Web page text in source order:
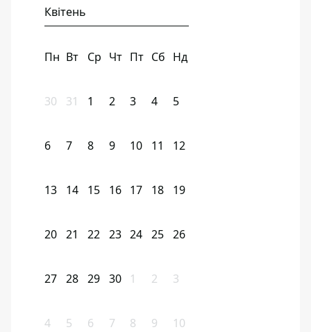
Квітень
Пн Вт Ср Чт Пт Сб Нд
30 31 1 2 3 4 5
6 7 8 9 10 11 12
13 14 15 16 17 18 19
20 21 22 23 24 25 26
27 28 29 30 1 2 3
4 5 6 7 8 9 10